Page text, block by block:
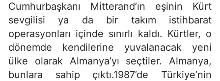
Cumhurbaşkanı Mitterand’ın eşinin Kürt
sevgilisi ya da bir takım istihbarat
operasyonları içinde sınırlı kaldı. Kürtler, o
dönemde kendilerine yuvalanacak yeni
ülke olarak Almanya’yı seçtiler. Almanya,
bunlara sahip çıktı.1987’de Türkiye’nin